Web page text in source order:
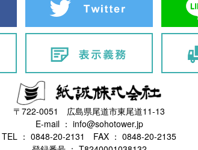
〒722-0051 広島県尾道市東尾道11-13
E-mail ： info@sohotower.jp
TEL ： 0848-20-2131 FAX ： 0848-20-2135